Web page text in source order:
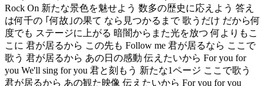
Rock On 新たな景色を魅せよう 数多の歴史に応えよう 答え
は何千の ｢何故｣の果て なら見つかるまで 歌うだけ だから何
度でも ステージに上がる 暗闇からまた光を放つ 何よりもこ
こに 君が居るから この先も Follow me 君が居るなら ここで
歌う 君が居るから あの日の感動 伝えたいから For you for
you We'll sing for you 君と刻もう 新たな1ページ ここで歌う
君が居るから あの観た映像 伝えたいから For you for you